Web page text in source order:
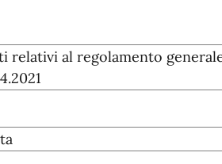
relativi al regolamento